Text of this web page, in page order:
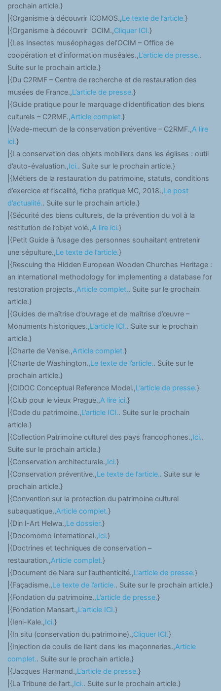
prochain article.}
|{Organisme à découvrir ICOMOS.,Le texte de l’article.}
|{Organisme à découvrir OCIM.,Cliquer ICI.}
|{Les Insectes muséophages del’OCIM – Office de
coopération et d’information muséales.,L’article de presse..
Suite sur le prochain article.}
|{Du C2RMF – Centre de recherche et de restauration des
musées de France.,L’article de presse.}
|{Guide pratique pour le marquage d’identification des biens
culturels – C2RMF.,Article complet.}
|{Vade-mecum de la conservation préventive – C2RMF.,A lire
ici.}
|{La conservation des objets mobiliers dans les églises : outil
d’auto-évaluation.,Ici.. Suite sur le prochain article.}
|{Métiers de la restauration du patrimoine, statuts, conditions
d’exercice et fiscalité, fiche pratique MC, 2018.,Le post
d’actualité.. Suite sur le prochain article.}
|{Sécurité des biens culturels, de la prévention du vol à la
restitution de l’objet volé.,A lire ici.}
|{Petit Guide à l’usage des personnes souhaitant entretenir
une sépulture.,Le texte de l’article.}
|{Rescuing the Hidden European Wooden Churches Heritage :
an international methodology for implementing a database for
restoration projects.,Article complet.. Suite sur le prochain
article.}
|{Guides de maîtrise d’ouvrage et de maîtrise d’œuvre –
Monuments historiques.,L’article ICI.. Suite sur le prochain
article.}
|{Charte de Venise.,Article complet.}
|{Charte de Washington.,Le texte de l’article.. Suite sur le
prochain article.}
|{CIDOC Conceptual Reference Model.,L’article de presse.}
|{Club pour le vieux Prague.,A lire ici.}
|{Code du patrimoine.,L’article ICI.. Suite sur le prochain
article.}
|{Collection Patrimoine culturel des pays francophones.,Ici..
Suite sur le prochain article.}
|{Conservation architecturale.,Ici.}
|{Conservation préventive.,Le texte de l’article.. Suite sur le
prochain article.}
|{Convention sur la protection du patrimoine culturel
subaquatique.,Article complet.}
|{Din l-Art Ħelwa.,Le dossier.}
|{Docomomo International.,Ici.}
|{Doctrines et techniques de conservation –
restauration.,Article complet.}
|{Document de Nara sur l’authenticité.,L’article de presse.}
|{Façadisme.,Le texte de l’article.. Suite sur le prochain article.}
|{Fondation du patrimoine.,L’article de presse.}
|{Fondation Mansart.,L’article ICI.}
|{Ieni-Kale.,Ici.}
|{In situ (conservation du patrimoine).,Cliquer ICI.}
|{Injection de coulis de liant dans les maçonneries.,Article
complet.. Suite sur le prochain article.}
|{Jacques Harmand.,L’article de presse.}
|{La Tribune de l’art.,Ici.. Suite sur le prochain article.}